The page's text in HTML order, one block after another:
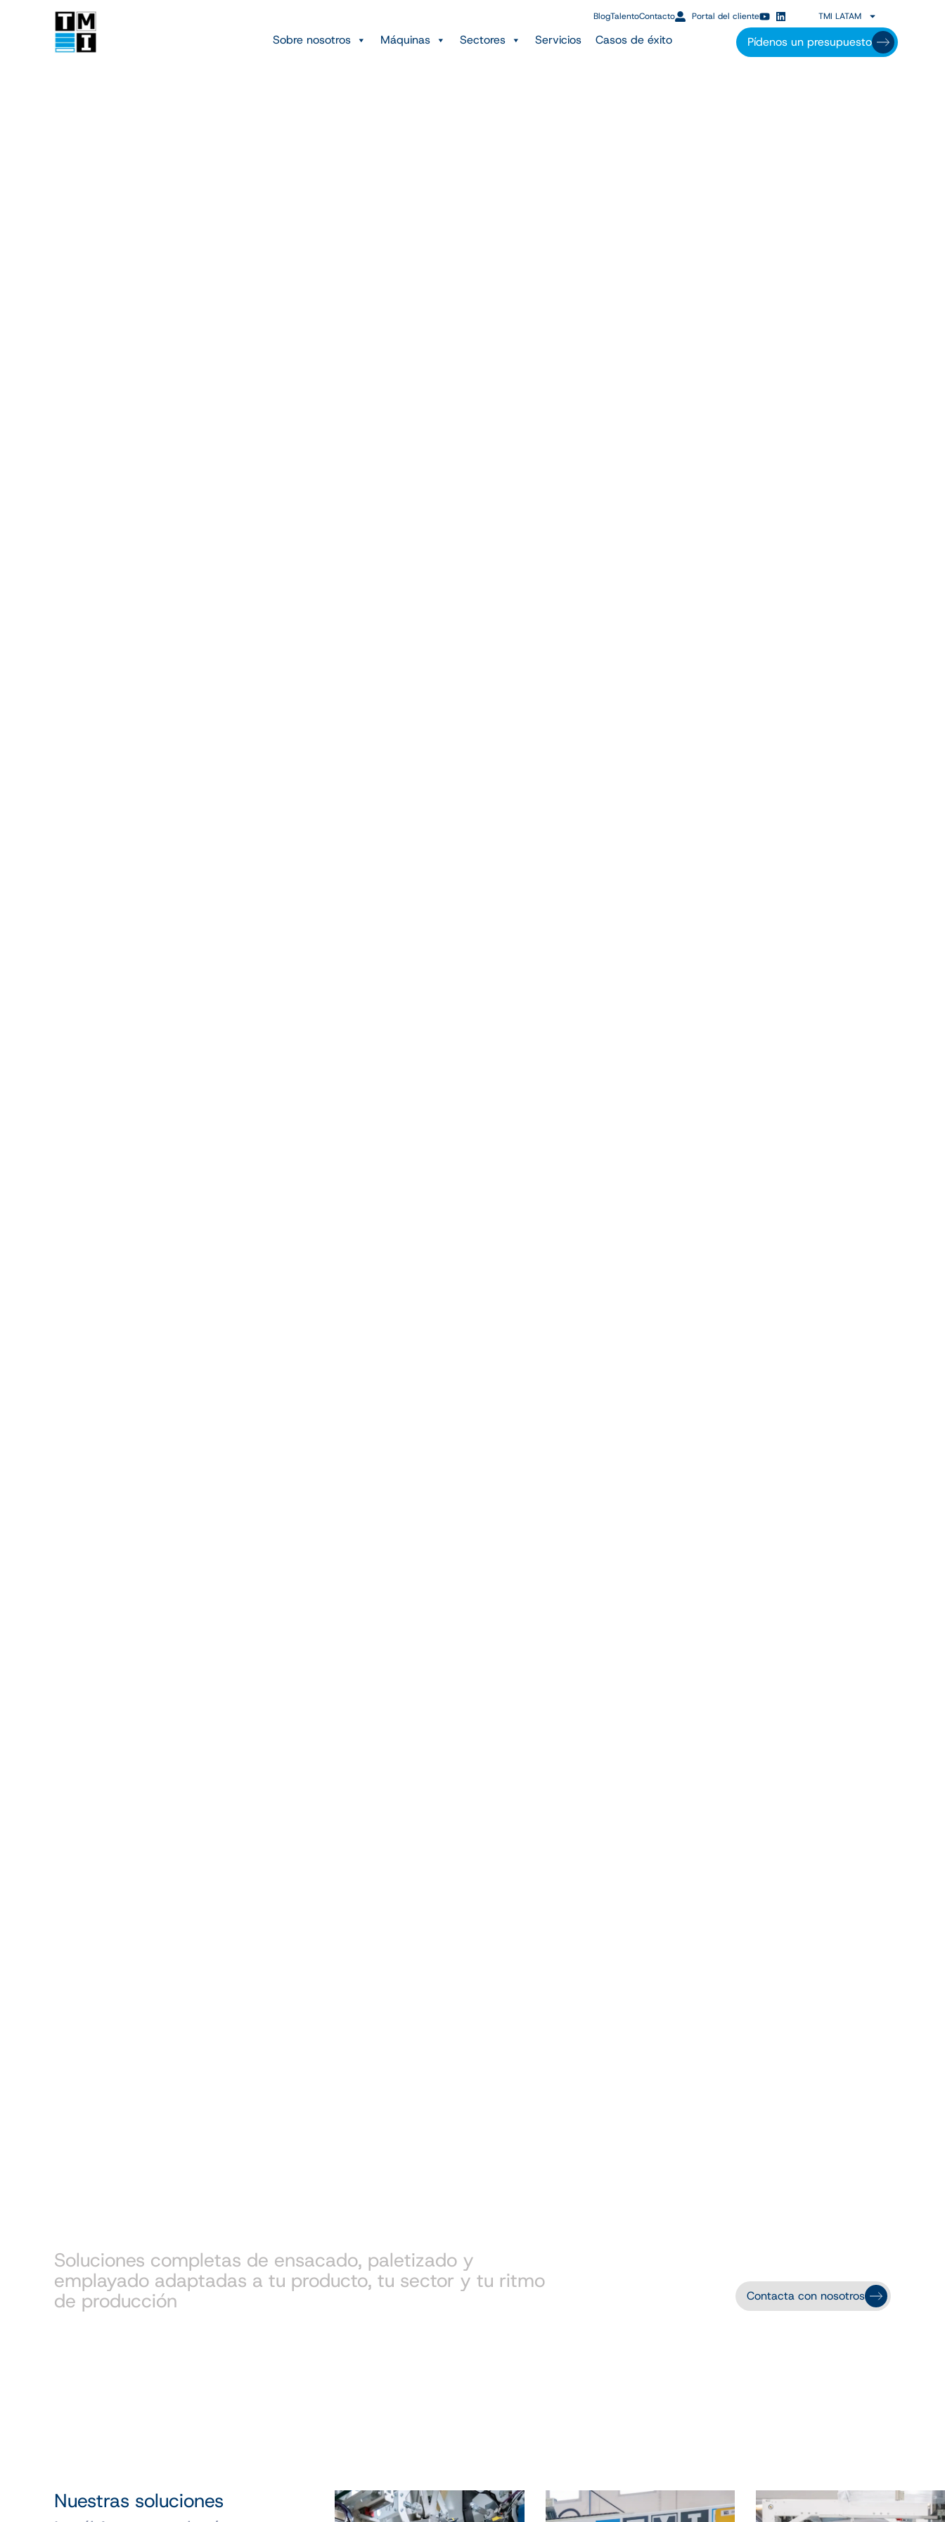
Sobre nosotros Máquinas Sectores Servicios Casos de éxito
BlogTalentoContacto Portal del cliente TMI LATAM
Pídenos un presupuesto
Soluciones completas de ensacado, paletizado y
emplayado adaptadas a tu producto, tu sector y tu ritmo
de producción
Contacta con nosotros
Nuestras soluciones